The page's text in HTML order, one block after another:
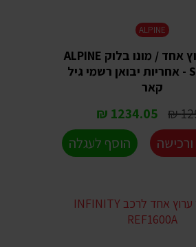
ALPINE
מגבר ערוץ אחד / מונו בלוק ALPINE
S2-A60M - אחריות יבואן רשמי גיל
קאר
1234.05 ₪
הוסף לעגלה